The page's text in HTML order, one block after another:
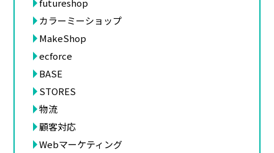
カラーミーショップ
MakeShop
ecforce
BASE
STORES
物流
顧客対応
Webマーケティング